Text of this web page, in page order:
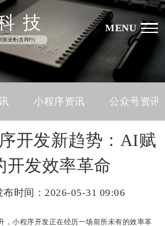
技
国业务(含同行)
MENU
小程序资讯 公众号资讯
开发新趋势：AI赋
开发效率革命
时间：2026-05-31 09:06
，小程序开发正在经历一场前所未有的效率革